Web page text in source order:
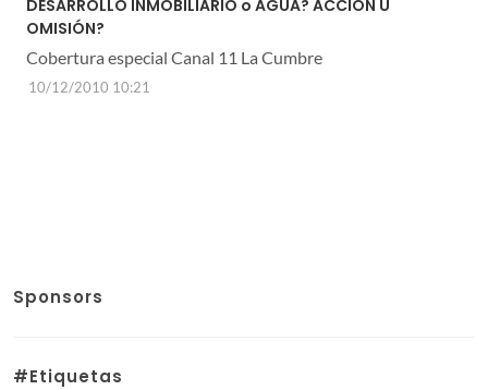
DESARROLLO INMOBILIARIO o AGUA? ACCION U
OMISIÓN?
Cobertura especial Canal 11 La Cumbre
10/12/2010 10:21
Sponsors
#Etiquetas